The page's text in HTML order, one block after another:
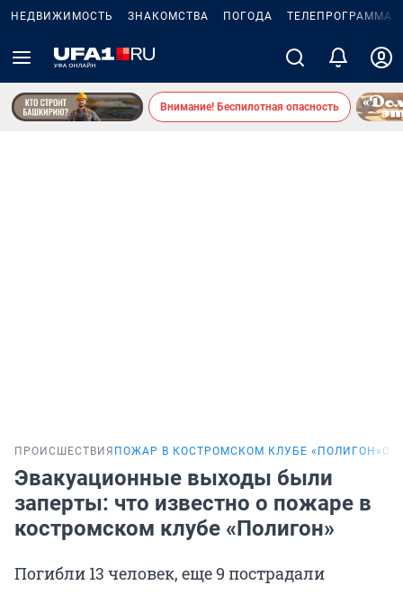
НЕДВИЖИМОСТЬ ЗНАКОМСТВА ПОГОДА ТЕЛЕПРОГРАММА
Внимание! Беспилотная опасность
ПРОИСШЕСТВИЯ ПОЖАР В КОСТРОМСКОМ КЛУБЕ «ПОЛИГОН»
Эвакуационные выходы были
заперты: что известно о пожаре в
костромском клубе «Полигон»
Погибли 13 человек, еще 9 пострадали